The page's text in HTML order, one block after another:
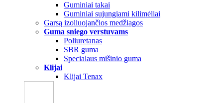
Guminiai takai
Guminiai sujungiami kilimėliai
Garsą izoliuojančios medžiagos
Guma sniego verstuvams
Poliuretanas
SBR guma
Specialaus mišinio guma
Klijai
Klijai Tenax